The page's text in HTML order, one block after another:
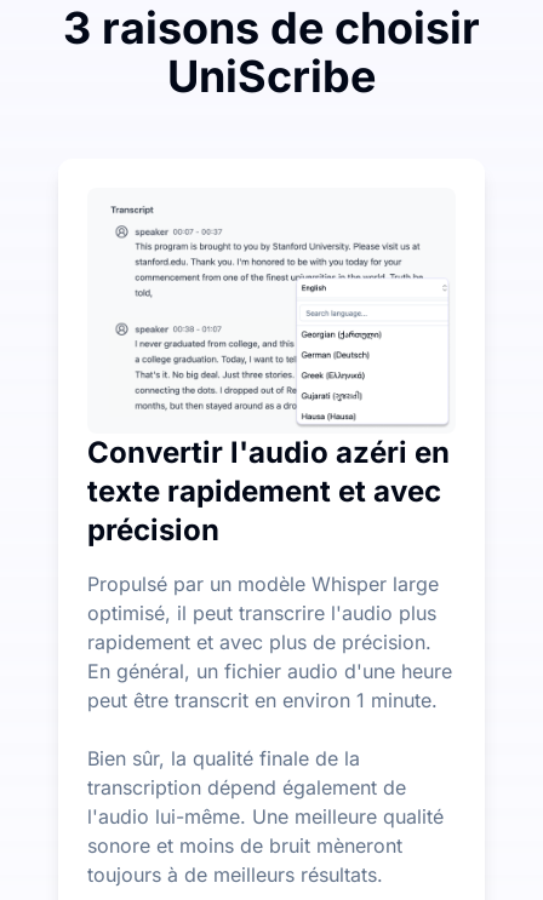
3 raisons de choisir
UniScribe
UniScribe offre 120 minutes de transcription
Plus de fonctionnalités d'IA disponibles au-delà de
Générez automatiquement des résumés, des
Convertir l'audio azéri en
texte rapidement et avec
précision
Propulsé par un modèle Whisper large
optimisé, il peut transcrire l'audio plus
rapidement et avec plus de précision.
En général, un fichier audio d'une heure
peut être transcrit en environ 1 minute.
Bien sûr, la qualité finale de la
transcription dépend également de
l'audio lui-même. Une meilleure qualité
sonore et moins de bruit mèneront
toujours à de meilleurs résultats.